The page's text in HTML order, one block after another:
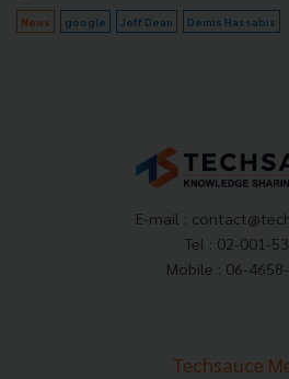
News google Jeff Dean Demis Hassabis
E-mail :
Tel : 02-001-
Mobile : 06-
Techsauce